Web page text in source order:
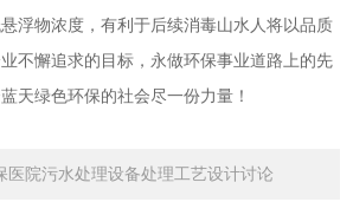
浮物浓度，有利于后续消毒山水人将以品质
不懈追求的目标，永做环保事业道路上的先
天绿色环保的社会尽一份力量！
医院污水处理设备处理工艺设计讨论